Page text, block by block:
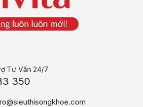
Tư Vấn 24/7
350